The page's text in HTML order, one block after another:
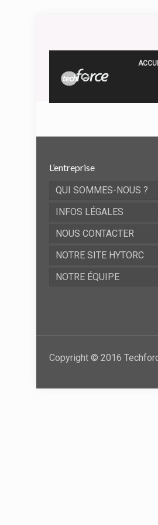
L’entreprise
QUI SOMMES-NOUS ?
INFOS LÉGALES
NOUS CONTACTER
NOTRE SITE HYTORC
NOTRE ÉQUIPE
Copyright © 2016